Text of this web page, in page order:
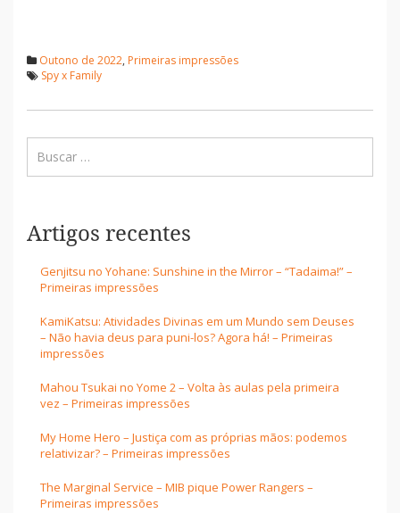
Outono de 2022, Primeiras impressões
Spy x Family
Artigos recentes
Genjitsu no Yohane: Sunshine in the Mirror – “Tadaima!” –
Primeiras impressões
KamiKatsu: Atividades Divinas em um Mundo sem Deuses
– Não havia deus para puni-los? Agora há! – Primeiras
impressões
Mahou Tsukai no Yome 2 – Volta às aulas pela primeira
vez – Primeiras impressões
My Home Hero – Justiça com as próprias mãos: podemos
relativizar? – Primeiras impressões
The Marginal Service – MIB pique Power Rangers –
Primeiras impressões